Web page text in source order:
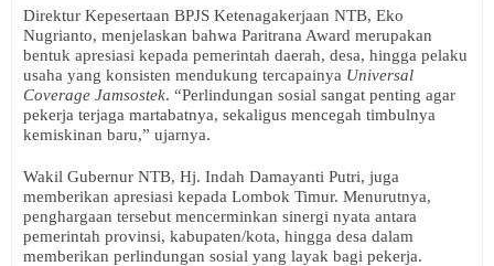
Direktur Kepesertaan BPJS Ketenagakerjaan NTB, Eko
Nugrianto, menjelaskan bahwa Paritrana Award merupakan
bentuk apresiasi kepada pemerintah daerah, desa, hingga pelaku
usaha yang konsisten mendukung tercapainya Universal
Coverage Jamsostek. “Perlindungan sosial sangat penting agar
pekerja terjaga martabatnya, sekaligus mencegah timbulnya
kemiskinan baru,” ujarnya.
Wakil Gubernur NTB, Hj. Indah Damayanti Putri, juga
memberikan apresiasi kepada Lombok Timur. Menurutnya,
penghargaan tersebut mencerminkan sinergi nyata antara
pemerintah provinsi, kabupaten/kota, hingga desa dalam
memberikan perlindungan sosial yang layak bagi pekerja.